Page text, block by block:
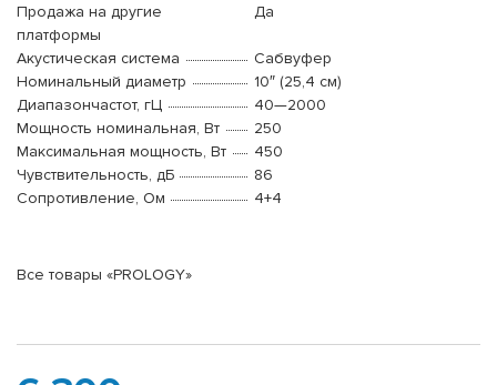
Продажа на другие
платформы
Да
Акустическая система
Сабвуфер
Номинальный диаметр
10″ (25,4 см)
Диапазончастот, гЦ
40—2000
Мощность номинальная, Вт
250
Максимальная мощность, Вт
450
Чувствительность, дБ
86
Сопротивление, Ом
4+4
Все товары «PROLOGY»